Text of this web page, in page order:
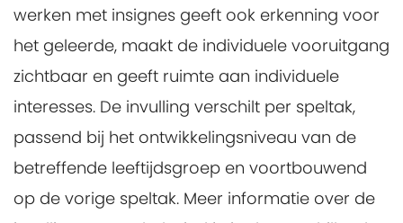
werken met insignes geeft ook erkenning voor
het geleerde, maakt de individuele vooruitgang
zichtbaar en geeft ruimte aan individuele
interesses. De invulling verschilt per speltak,
passend bij het ontwikkelingsniveau van de
betreffende leeftijdsgroep en voortbouwend
op de vorige speltak. Meer informatie over de